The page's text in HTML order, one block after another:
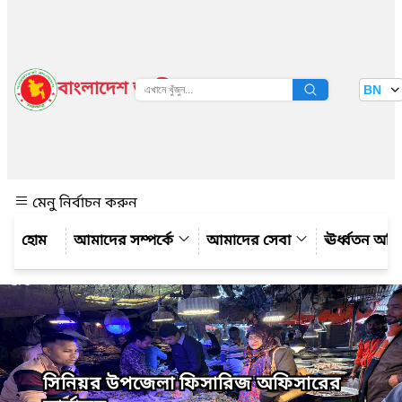
বাংলাদেশ জাতীয় তথ্য বাতায়ন BN
মেনু নির্বাচন করুন
আমাদের সম্পর্কে
আমাদের সেবা ঊর্ধ্বতন
সিনিয়র উপজেলা ফিসারিজ অফিসারের